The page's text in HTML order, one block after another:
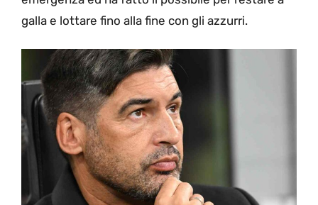
galla e lottare fino alla fine con gli azzurri.